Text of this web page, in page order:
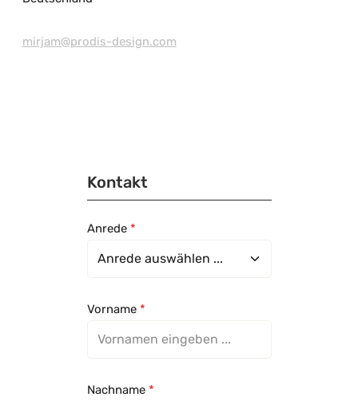
mirjam@prodis-design.com
Kontakt
Anrede *
Vorname *
Nachname *